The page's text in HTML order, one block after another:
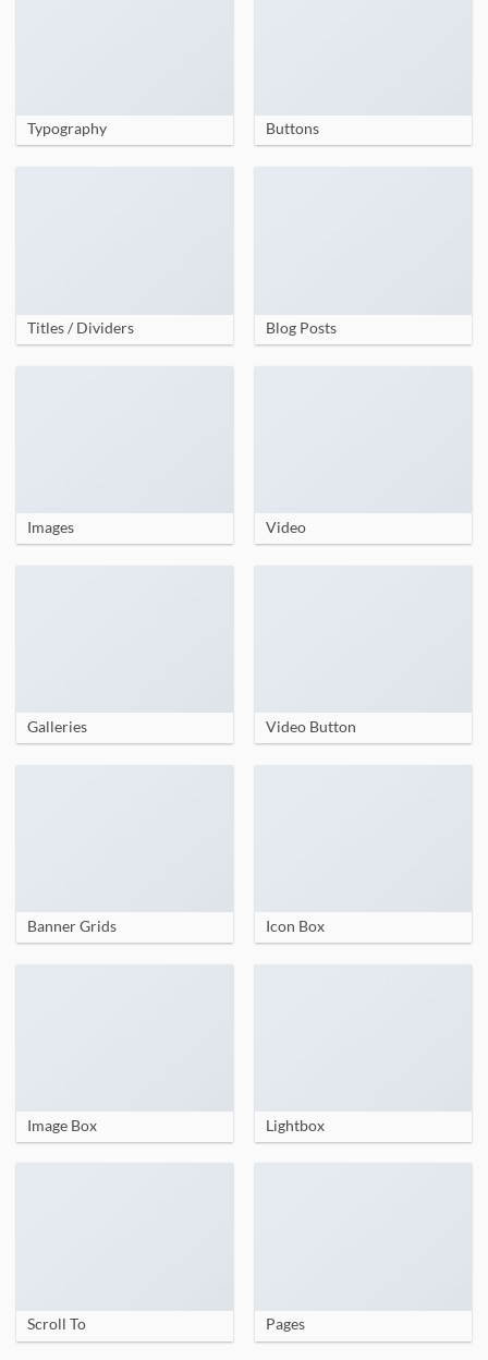
Typography Buttons
Titles / Dividers Blog Posts
Images Video
Galleries Video Button
Banner Grids Icon Box
Image Box Lightbox
Scroll To Pages